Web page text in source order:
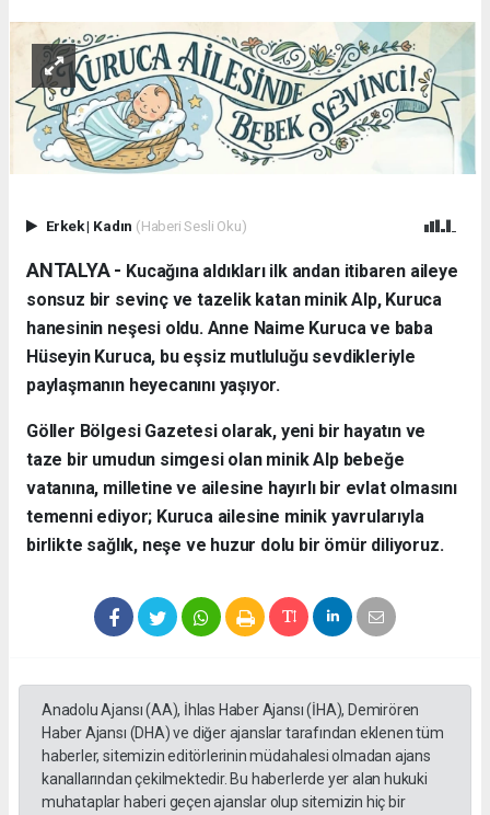
Erkek| Kadın (Haberi Sesli Oku)
ANTALYA - ​ Kucağına aldıkları ilk andan itibaren aileye
sonsuz bir sevinç ve tazelik katan minik Alp, Kuruca
hanesinin neşesi oldu. Anne Naime Kuruca ve baba
Hüseyin Kuruca, bu eşsiz mutluluğu sevdikleriyle
paylaşmanın heyecanını yaşıyor.
​Göller Bölgesi Gazetesi olarak, yeni bir hayatın ve
taze bir umudun simgesi olan minik Alp bebeğe
vatanına, milletine ve ailesine hayırlı bir evlat olmasını
temenni ediyor; Kuruca ailesine minik yavrularıyla
birlikte sağlık, neşe ve huzur dolu bir ömür diliyoruz.
Anadolu Ajansı (AA), İhlas Haber Ajansı (İHA), Demirören
Haber Ajansı (DHA) ve diğer ajanslar tarafından eklenen tüm
haberler, sitemizin editörlerinin müdahalesi olmadan ajans
kanallarından çekilmektedir. Bu haberlerde yer alan hukuki
muhataplar haberi geçen ajanslar olup sitemizin hiç bir